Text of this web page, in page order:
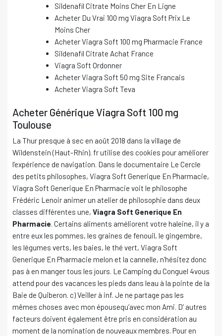
Sildenafil Citrate Moins Cher En Ligne
Acheter Du Vrai 100 mg Viagra Soft Prix Le
Moins Cher
Acheter Viagra Soft 100 mg Pharmacie France
Sildenafil Citrate Achat France
Viagra Soft Ordonner
Acheter Viagra Soft 50 mg Site Francais
Acheter Viagra Soft Teva
Acheter Générique Viagra Soft 100 mg
Toulouse
La Thur presque à sec en août 2018 dans la village de
Wildenstein (Haut-Rhin). fr utilise des cookies pour améliorer
l’expérience de navigation. Dans le documentaire Le Cercle
des petits philosophes, Viagra Soft Generique En Pharmacie,
Viagra Soft Generique En Pharmacie voit le philosophe
Frédéric Lenoir animer un atelier de philosophie dans deux
classes différentes une, Viagra Soft Generique En
Pharmacie. Certains aliments améliorent votre haleine, il y a
entre eux les pommes, les graines de fenouil, le gingembre,
les légumes verts, les baies, le thé vert, Viagra Soft
Generique En Pharmacie melon et la cannelle, n’hésitez donc
pas à en manger tous les jours. Le Camping du Conguel 4vous
attend pour des vacances les pieds dans leau à la pointe de la
Baie de Quiberon. c) Veiller à inf. Je ne partage pas les
mêmes choses avec mon épousequ’avec mon Ami. D’ autres
facteurs doivent également être pris en considération au
moment de la nomination de nouveaux membres. Pour en